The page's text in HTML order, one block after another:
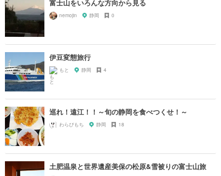
富士山をいろんな方向から見る
nemojin 静岡 0
伊豆変態旅行
もと 静岡 4
巡れ！遠江！！～旬の静岡を食べつくせ！～
わらびもち 静岡 18
土肥温泉と世界遺産美保の松原&雪被りの富士山旅